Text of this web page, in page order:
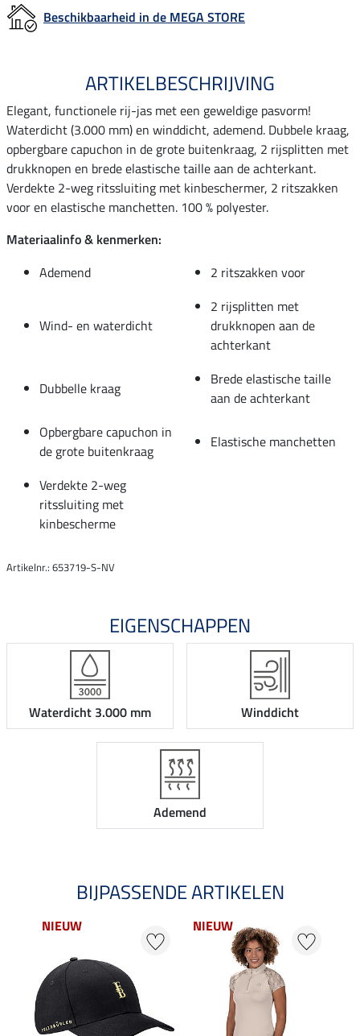
Beschikbaarheid in de MEGA STORE
ARTIKELBESCHRIJVING
Elegant, functionele rij-jas met een geweldige pasvorm!
Waterdicht (3.000 mm) en winddicht, ademend. Dubbele kraag,
opbergbare capuchon in de grote buitenkraag, 2 rijsplitten met
drukknopen en brede elastische taille aan de achterkant.
Verdekte 2-weg ritssluiting met kinbeschermer, 2 ritszakken
voor en elastische manchetten. 100 % polyester.
Materiaalinfo & kenmerken:
Ademend
2 ritszakken voor
Wind- en waterdicht
2 rijsplitten met
drukknopen aan de
achterkant
Dubbelle kraag
Brede elastische taille
aan de achterkant
Opbergbare capuchon in
de grote buitenkraag
Elastische manchetten
Verdekte 2-weg
ritssluiting met
kinbescherme
Artikelnr.: 653719-S-NV
EIGENSCHAPPEN
Waterdicht 3.000 mm Winddicht
Ademend
BIJPASSENDE ARTIKELEN
NIEUW NIEUW